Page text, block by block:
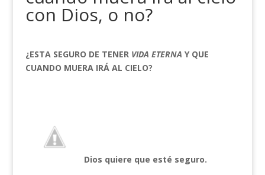
con Dios, o no?
¿ESTA SEGURO DE TENER VIDA ETERNA Y QUE
CUANDO MUERA IRÁ AL CIELO?
Dios quiere que esté seguro.